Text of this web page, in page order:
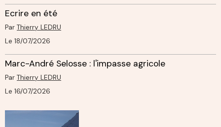
Ecrire en été
Par Thierry LEDRU
Le 18/07/2026
Marc-André Selosse : l'impasse agricole
Par Thierry LEDRU
Le 16/07/2026